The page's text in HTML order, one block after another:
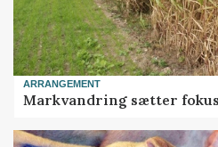
ARRANGEMENT
Markvandring sætter